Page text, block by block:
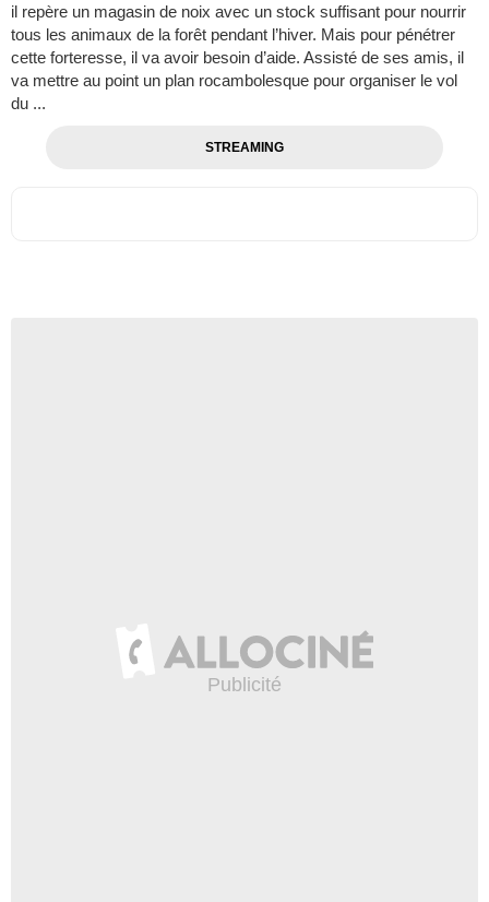
il repère un magasin de noix avec un stock suffisant pour nourrir
tous les animaux de la forêt pendant l’hiver. Mais pour pénétrer
cette forteresse, il va avoir besoin d’aide. Assisté de ses amis, il
va mettre au point un plan rocambolesque pour organiser le vol
du ...
STREAMING